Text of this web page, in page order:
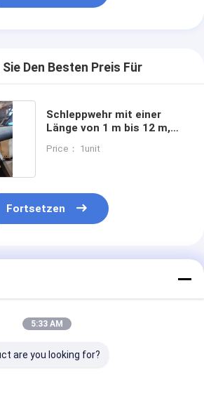
Den Besten Preis Für
Schleppwehr mit einer
Länge von 1 m bis 12 m,
Price： 1unit
Fortsetzen
5:33 AM
are you looking for?